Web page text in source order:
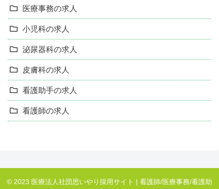
医療事務の求人
小児科の求人
泌尿器科の求人
皮膚科の求人
看護助手の求人
看護師の求人
© 2023 医療法人社団思いやり採用サイト | 看護師/医療事務/看護助